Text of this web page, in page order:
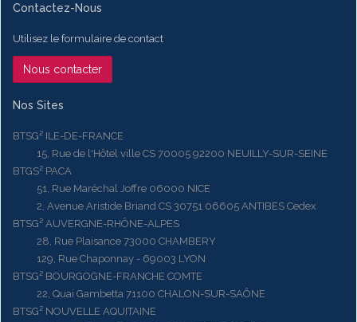
Contactez-Nous
Utilisez le formulaire de contact
Nous contacter
Nos Sites
BTSG² ILE-DE-FRANCE
15, Rue de l'Hôtel ville CS 70005 92200 NEUILLY-SUR-SEINE
BTGS² PACA
51, Rue Maréchal Joffre 06000 NICE
2, Avenue Aristide Briand CS 30751 06605 ANTIBES Cedex
BTSG² AUVERGNE-RHÔNE-ALPES
28, Rue Plaisance 73000 CHAMBERY
129, Rue Chaponnay - 69003 LYON
BTSG² BOURGOGNE-FRANCHE COMTE
22, Quai Gambetta 71100 CHALON-SUR-SAÔNE
BTSG² NOUVELLE AQUITAINE